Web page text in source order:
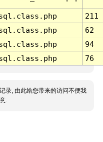
211
62
94
76
录, 由此给您带来的访问不便我
.